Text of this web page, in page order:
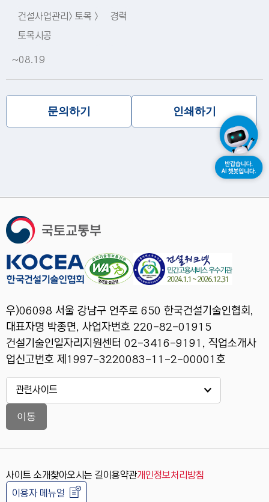
건설사업관리> 토목 >
토목시공
경력
~08.19
문의하기 인쇄하기
우)06098 서울 강남구 언주로 650 한국건설기술인협회,
대표자명 박종면, 사업자번호 220-82-01915
건설기술인일자리지원센터 02-3416-9191, 직업소개사
업신고번호 제1997-3220083-11-2-00001호
이동
사이트 소개찾아오시는 길이용약관개인정보처리방침
이용자 메뉴얼